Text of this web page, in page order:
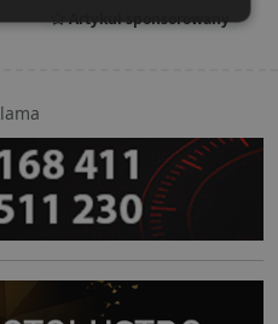
Artykuł sponsorowany
Targetowanie
Niesklasyfikowane
Targetowanie